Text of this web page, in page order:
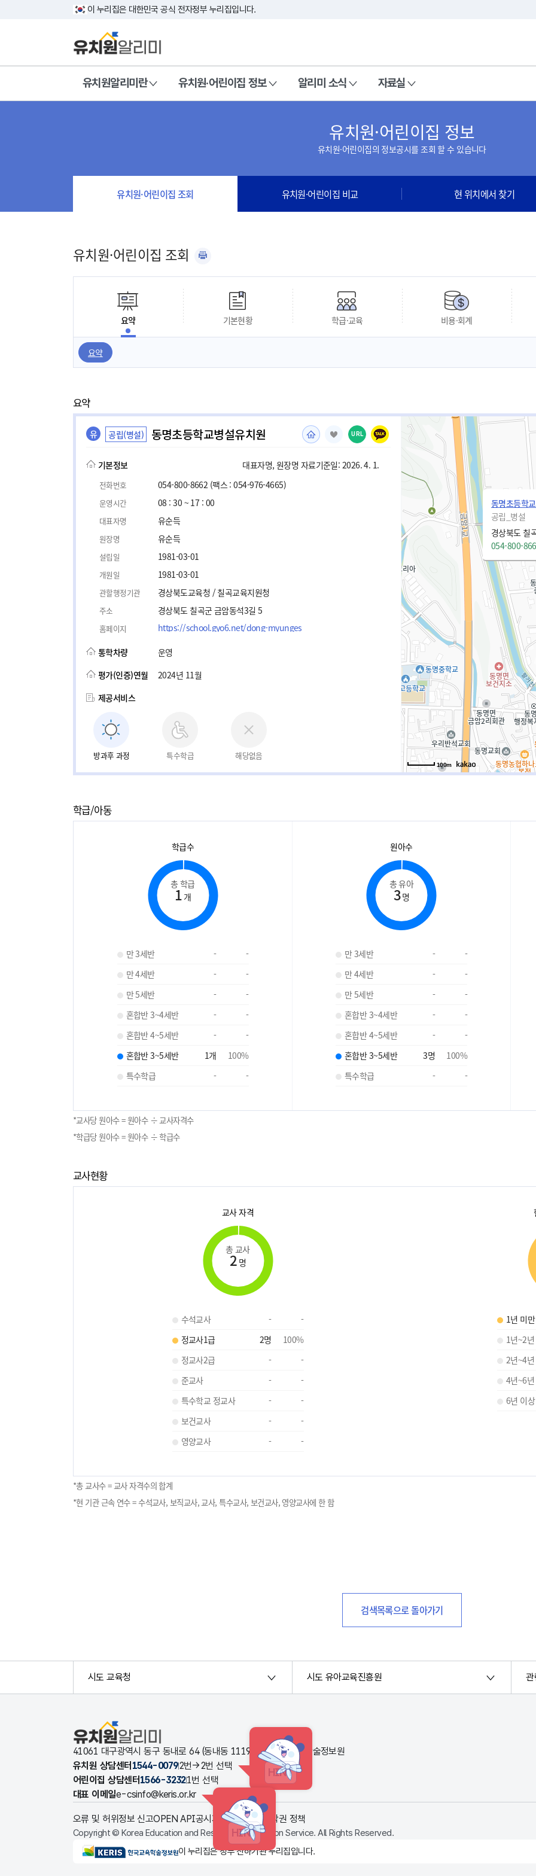
이 누리집은 대한민국 공식 전자정부 누리집입니다.
유치원알리미란 유치원·어린이집 정보 알리미 소식 자료실
유치원·어린이집 정보
유치원·어린이집의 정보공시를 조회 할 수 있습니다
유치원·어린이집 조회 유치원·어린이집 비교 현 위치에서 찾기
유치원·어린이집 조회
요약 기본현황 학급·교육 비용·회계
요약
요약
유 공립(병설) 동명초등학교병설유치원 URL
기본정보 대표자명, 원장명 자료기준일: 2026. 4. 1.
전화번호 054-800-8662 (팩스 : 054-976-4665)
운영시간 08 : 30 ~ 17 : 00
대표자명 유순득
원장명 유순득
설립일 1981-03-01
개원일 1981-03-01
관할행정기관 경상북도교육청 / 칠곡교육지원청
주소 경상북도 칠곡군 금암동석3길 5
홈페이지 https://school.gyo6.net/dong-myunges
통학차량
운영
평가(인증)연월
2024년 11월
제공서비스
방과후 과정 특수학급 해당없음
동명초등학
공립_병설
경상북도 칠
054-800-
100m
학급/아동
학급수
총 학급
1 개
만 3세반 -
-
만 4세반
-
-
만 5세반
-
-
혼합반 3~4세반
-
-
혼합반 4~5세반
-
-
혼합반 3~5세반
1개 100%
특수학급
- -
원아수
총 유아
3명
만 3세반 -
-
만 4세반
-
-
만 5세반
-
-
혼합반 3~4세반
-
-
혼합반 4~5세반
-
-
혼합반 3~5세반
3명 100%
특수학급
- -
*교사당 원아수 = 원아수 ÷ 교사자격수
*학급당 원아수 = 원아수 ÷ 학급수
교사현황
교사 자격
총 교사
2 명
수석교사 -
-
정교사1급
2명 100%
정교사2급
-
-
준교사
-
-
특수학교 정교사
-
-
보건교사
-
-
영양교사
- -
1년 미만
1년~2
2년~4
4년~6
6년 이상
*총 교사수 = 교사 자격수의 합계
*현 기관 근속 연수 = 수석교사, 보직교사, 교사, 특수교사, 보건교사, 영양교사에 한 함
검색목록으로 돌아가기
시도 교육청 시도 유아교육진흥원
유치원알리미
41061 대구광역시 동구 동내로 64 (동내동 1119번지) 한국교육학술정보원
유치원 상담센터 1544-00792번→2번 선택
HINT
어린이집 상담센터 1566-32321번 선택
대표 이메일e-csinfo@keris.or.kr
HINT
오류 및 허위정보 신고OPEN API공시자료 다운로드저작권 정책
Copyright © Korea Education and Research Information Service. All Rights Reserved.
KERIS한국교육학술정보원이 누리집은 정부 산하기관 누리집입니다.